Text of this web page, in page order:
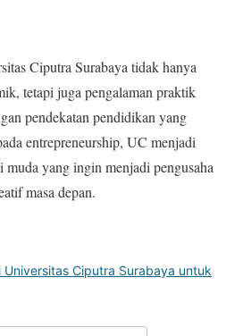
Ciputra Surabaya tidak hanya
tetapi juga pengalaman praktik
pendekatan pendidikan yang
entrepreneurship, UC menjadi
yang ingin menjadi pengusaha
masa depan.
Ciputra Surabaya untuk